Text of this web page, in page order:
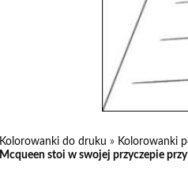
Kolorowanki do druku » Kolorowanki
Mcqueen stoi w swojej przyczepie